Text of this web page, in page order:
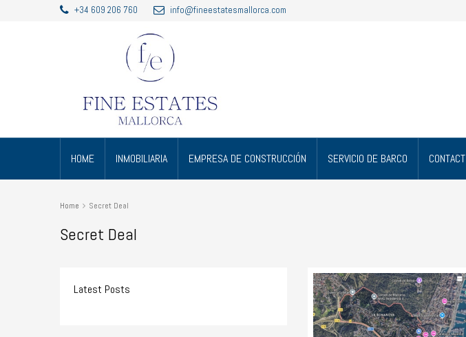
+34 609 206 760 info@fineestatesmallorca.com
HOME INMOBILIARIA EMPRESA DE CONSTRUCCIÓN SERVICIO DE BARCO CONTACT
Home Secret Deal
Secret Deal
Latest Posts